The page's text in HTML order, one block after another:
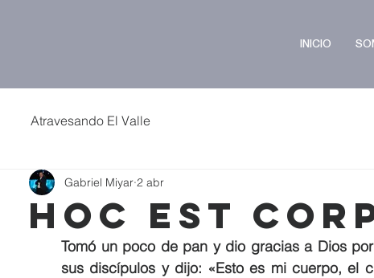
INICIO
Atravesando El Valle
Hoc Est
Gabriel Miyar 2 abr
Tomó un poco de pan y dio gracias a Dios
sus discípulos y dijo: «Esto es mi cuerpo, el